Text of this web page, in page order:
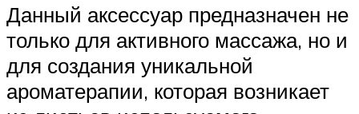
Данный аксессуар предназначен не
только для активного массажа, но и
для создания уникальной
ароматерапии, которая возникает